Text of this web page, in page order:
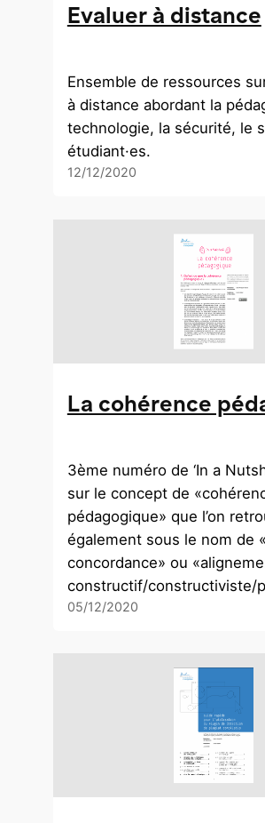
Evaluer à distance
Ensemble de ressources
à distance abordant la
technologie, la sécurité, le
étudiant·es.
12/12/2020
La cohérence
3ème numéro de ‘In a
sur le concept de
pédagogique» que l’on
également sous le nom de
concordance» ou
constructif/constructiviste/
05/12/2020